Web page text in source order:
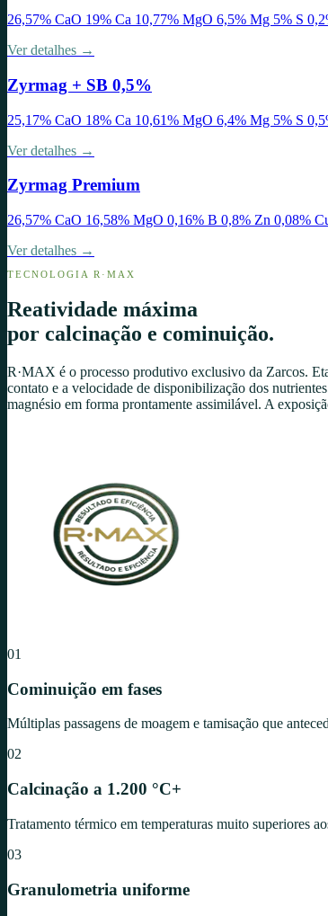
26,57% CaO 19% Ca 10,77% MgO 6,5% Mg 5% S
Ver detalhes →
Zyrmag + SB 0,5%
25,17% CaO 18% Ca 10,61% MgO 6,4% Mg 5% S
Ver detalhes →
Zyrmag Premium
26,57% CaO 16,58% MgO 0,16% B 0,8% Zn 0,08%
Ver detalhes →
TECNOLOGIA R·MAX
Reatividade máxima
por calcinação e cominuição.
R·MAX é o processo produtivo exclusivo da Zarcos.
contato e a velocidade de disponibilização dos
magnésio em forma prontamente assimilável. A
01
Cominuição em fases
Múltiplas passagens de moagem e tamisação que
02
Calcinação a 1.200 °C+
Tratamento térmico em temperaturas muito superiores
03
Granulometria uniforme